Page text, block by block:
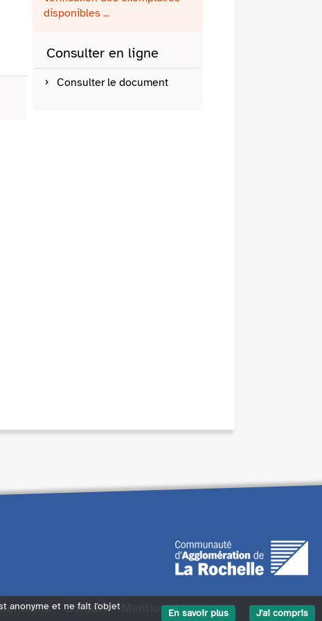
disponibles ...
Consulter en ligne
Consulter le document
Contact Mentions légales
anonyme et ne fait l'objet
En savoir plus J'ai compris